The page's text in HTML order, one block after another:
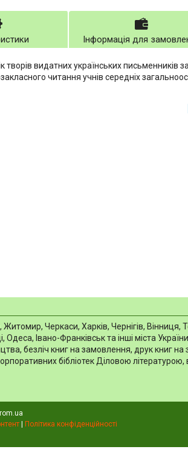
Інформація для
творів видатних українських письменників
читання учнів середніх
Черкаси, Харків, Чернігів, Вінниця,
Івано-Франківськ та інші міста
безліч книг на замовлення, друк книг
бібліотек Діловою
Політика конфіденційності